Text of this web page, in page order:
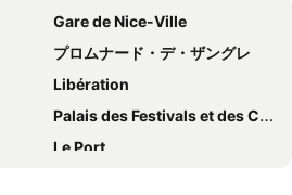
Gare de Nice-Ville
プロムナード・デ・ザングレ
Libération
Palais des Festivals et des Congrès
Le Port